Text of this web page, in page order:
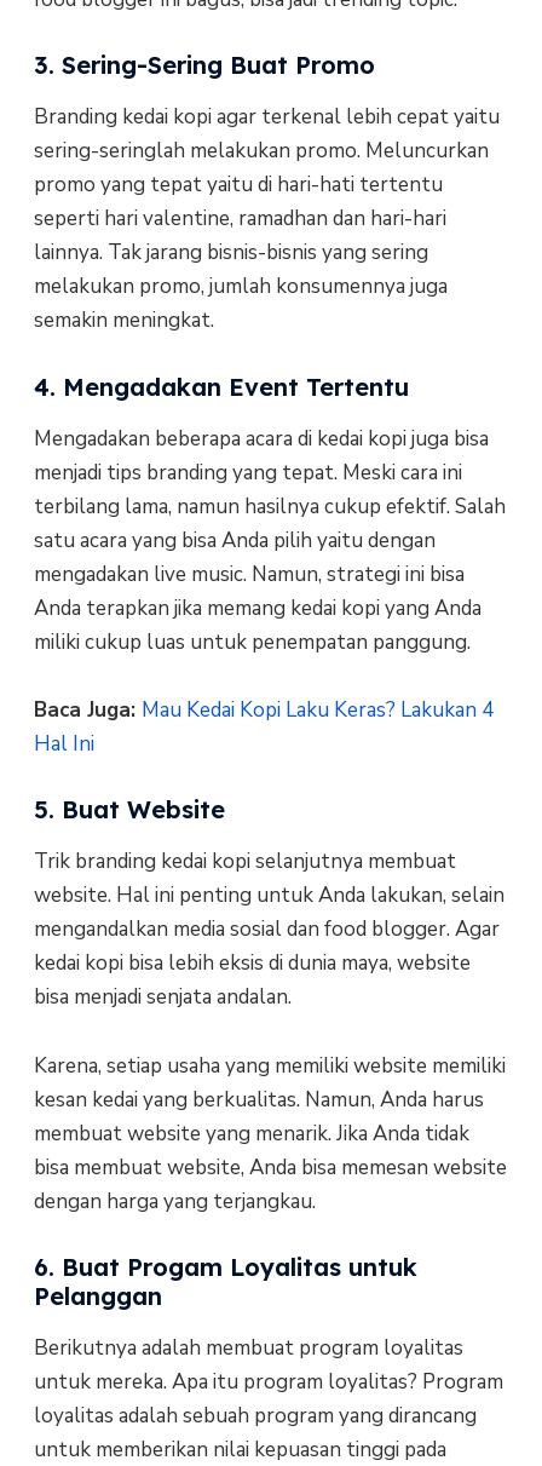
3. Sering-Sering Buat Promo
Branding kedai kopi agar terkenal lebih cepat yaitu
sering-seringlah melakukan promo. Meluncurkan
promo yang tepat yaitu di hari-hati tertentu
seperti hari valentine, ramadhan dan hari-hari
lainnya. Tak jarang bisnis-bisnis yang sering
melakukan promo, jumlah konsumennya juga
semakin meningkat.
4. Mengadakan Event Tertentu
Mengadakan beberapa acara di kedai kopi juga bisa
menjadi tips branding yang tepat. Meski cara ini
terbilang lama, namun hasilnya cukup efektif. Salah
satu acara yang bisa Anda pilih yaitu dengan
mengadakan live music. Namun, strategi ini bisa
Anda terapkan jika memang kedai kopi yang Anda
miliki cukup luas untuk penempatan panggung.
Baca Juga: Mau Kedai Kopi Laku Keras? Lakukan 4
Hal Ini
5. Buat Website
Trik branding kedai kopi selanjutnya membuat
website. Hal ini penting untuk Anda lakukan, selain
mengandalkan media sosial dan food blogger. Agar
kedai kopi bisa lebih eksis di dunia maya, website
bisa menjadi senjata andalan.
Karena, setiap usaha yang memiliki website memiliki
kesan kedai yang berkualitas. Namun, Anda harus
membuat website yang menarik. Jika Anda tidak
bisa membuat website, Anda bisa memesan website
dengan harga yang terjangkau.
6. Buat Progam Loyalitas untuk
Pelanggan
Berikutnya adalah membuat program loyalitas
untuk mereka. Apa itu program loyalitas? Program
loyalitas adalah sebuah program yang dirancang
untuk memberikan nilai kepuasan tinggi pada